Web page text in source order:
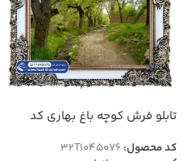
تابلو فرش کوچه باغ بهاری کد
کد محصول: 32T1045076